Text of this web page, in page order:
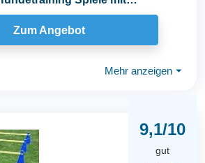
Zum Angebot
Mehr anzeigen ⏷
9,1/10
gut